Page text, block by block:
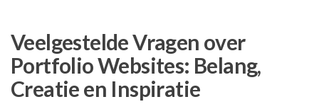
Veelgestelde Vragen over
Portfolio Websites: Belang,
Creatie en Inspiratie